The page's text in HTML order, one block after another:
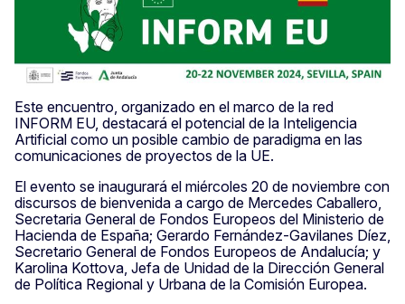
Este encuentro, organizado en el marco de la red
INFORM EU, destacará el potencial de la Inteligencia
Artificial como un posible cambio de paradigma en las
comunicaciones de proyectos de la UE.
El evento se inaugurará el miércoles 20 de noviembre con
discursos de bienvenida a cargo de Mercedes Caballero,
Secretaria General de Fondos Europeos del Ministerio de
Hacienda de España; Gerardo Fernández-Gavilanes Díez,
Secretario General de Fondos Europeos de Andalucía; y
Karolina Kottova, Jefa de Unidad de la Dirección General
de Política Regional y Urbana de la Comisión Europea.